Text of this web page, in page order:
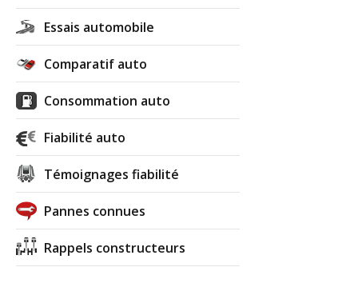
Essais automobile
Comparatif auto
Consommation auto
Fiabilité auto
Témoignages fiabilité
Pannes connues
Rappels constructeurs